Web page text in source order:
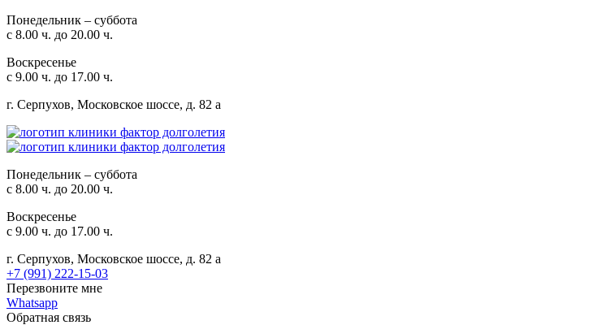
Понедельник – суббота
с 8.00 ч. до 20.00 ч.
Воскресенье
с 9.00 ч. до 17.00 ч.
г. Серпухов, Московское шоссе, д. 82 а
Понедельник – суббота
с 8.00 ч. до 20.00 ч.
Воскресенье
с 9.00 ч. до 17.00 ч.
г. Серпухов, Московское шоссе, д. 82 а
+7 (991) 222-15-03
Перезвоните мне
Whatsapp
Обратная связь